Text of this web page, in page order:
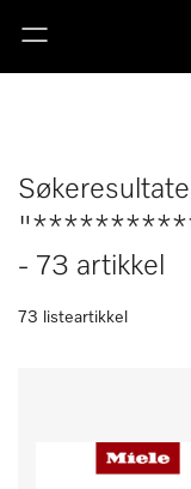
- 73 artikkel
73 listeartikkel